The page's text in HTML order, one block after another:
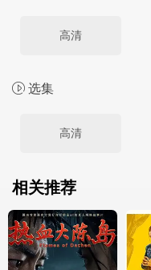
高清
选集
高清
相关推荐